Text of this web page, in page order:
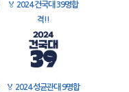
🏅 2024 건국대 39명합
격!!
🏅 2024 성균관대 9명합